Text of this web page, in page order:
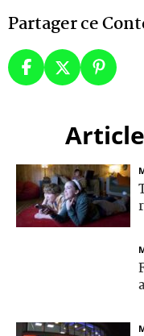
Partager ce